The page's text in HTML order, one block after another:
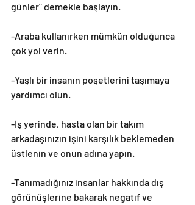
günler" demekle başlayın.
-Araba kullanırken mümkün olduğunca
çok yol verin.
-Yaşlı bir insanın poşetlerini taşımaya
yardımcı olun.
-İş yerinde, hasta olan bir takım
arkadaşınızın işini karşılık beklemeden
üstlenin ve onun adına yapın.
-Tanımadığınız insanlar hakkında dış
görünüşlerine bakarak negatif ve